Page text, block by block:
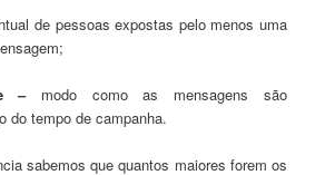
de pessoas expostas pelo menos uma
– modo como as mensagens são
do tempo de campanha.
sabemos que quantos maiores forem os